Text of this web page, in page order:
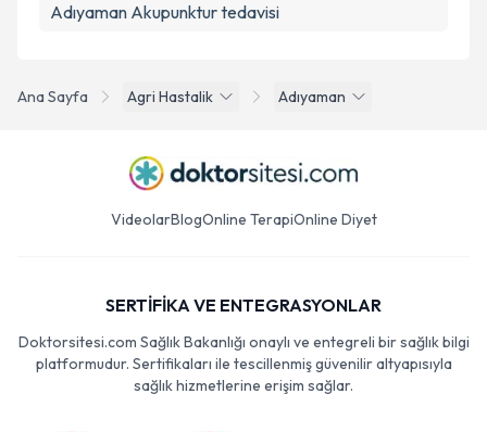
Ana Sayfa Agri Hastalik Adıyaman
Adıyaman Akupunktur tedavisi
VideolarBlogOnline TerapiOnline Diyet
SERTİFİKA VE ENTEGRASYONLAR
Doktorsitesi.com Sağlık Bakanlığı onaylı ve entegreli bir sağlık bilgi
platformudur. Sertifikaları ile tescillenmiş güvenilir altyapısıyla
sağlık hizmetlerine erişim sağlar.